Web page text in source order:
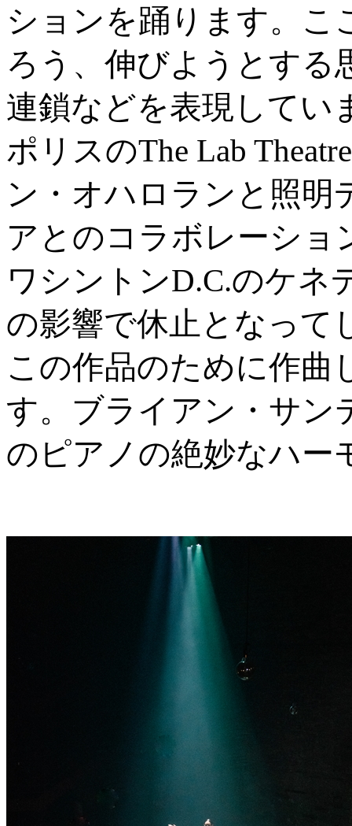
ションを踊ります。こ
ろう、伸びようとする
連鎖などを表現してい
ポリスのThe Lab
ン・オハロランと照明
アとのコラボレーショ
ワシントンD.C.のケネ
の影響で休止となって
この作品のために作曲
す。ブライアン・サン
のピアノの絶妙なハー